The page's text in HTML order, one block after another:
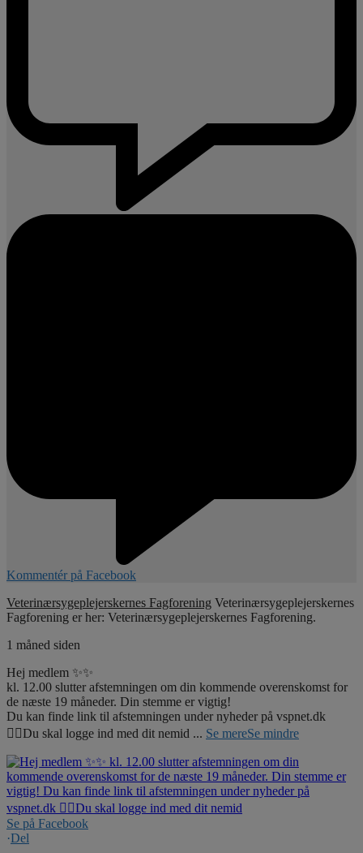
Kommentér på Facebook
Veterinærsygeplejerskernes Fagforening Veterinærsygeplejerskernes
Fagforening er her: Veterinærsygeplejerskernes Fagforening.
1 måned siden
Hej medlem ✨✨
kl. 12.00 slutter afstemningen om din kommende overenskomst for
de næste 19 måneder. Din stemme er vigtig!
Du kan finde link til afstemningen under nyheder på vspnet.dk
☝🏼Du skal logge ind med dit nemid ... Se mereSe mindre
Se på Facebook
·Del